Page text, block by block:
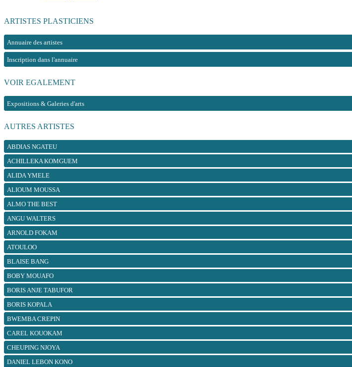
ARTISTES PLASTICIENS
Annuaire des artistes
Inscription dans l'annuaire
VOIR EGALEMENT
Expositions & Galeries d'arts
AUTRES ARTISTES
ABDIAS NGATEU
ACHILLEKA KOMGUEM
ALIDA YMELE
ALIOUM MOUSSA
ALMO THE BEST
ANGU WALTERS
ARNOLD FOKAM
ATOULOO
BLAISE BANG
BOBY MOUAFO
BORIS ANJE TABUFOR
BORIS KOPALA
BWEMBA CREPIN
CAREL KOUOKAM
CHEUPING NJOYA
DANIEL LEBON KONO